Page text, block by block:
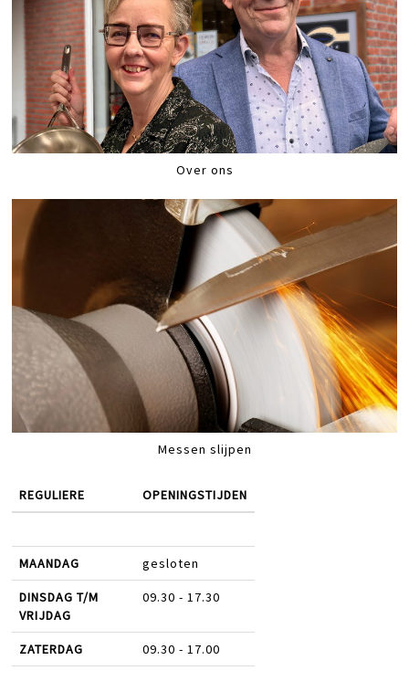
Over ons
Messen slijpen
REGULIERE OPENINGSTIJDEN
MAANDAG gesloten
DINSDAG T/M
VRIJDAG
09.30 - 17.30
ZATERDAG 09.30 - 17.00